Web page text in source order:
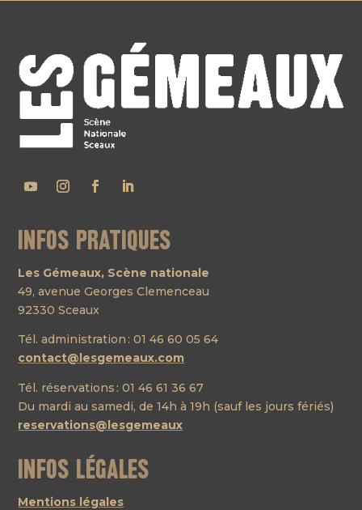
Infos pratiques
Les Gémeaux, Scène nationale
49, avenue Georges Clemenceau
92330 Sceaux
Tél. administration : 01 46 60 05 64
contact@lesgemeaux.com
Tél. réservations : 01 46 61 36 67
Du mardi au samedi, de 14h à 19h (sauf les jours fériés)
reservations@lesgemeaux
Infos légales
Mentions légales